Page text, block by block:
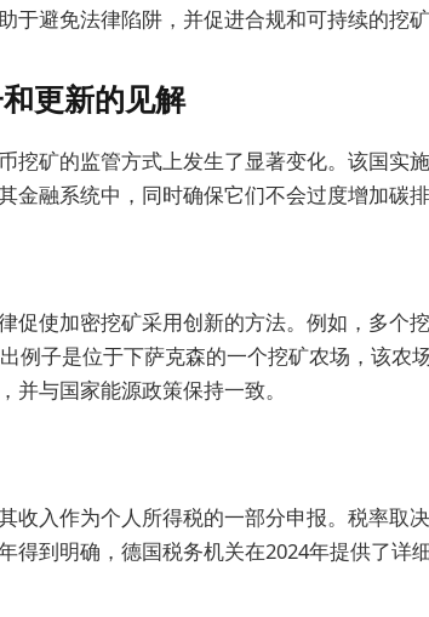
于避免法律陷阱，并促进合规和可持续的挖矿
更新的见解
挖矿的监管方式上发生了显著变化。该国实
金融系统中，同时确保它们不会过度增加碳排
促使加密挖矿采用创新的方法。例如，多个
例子是位于下萨克森的一个挖矿农场，该农
并与国家能源政策保持一致。
收入作为个人所得税的一部分申报。税率取
得到明确，德国税务机关在2024年提供了详